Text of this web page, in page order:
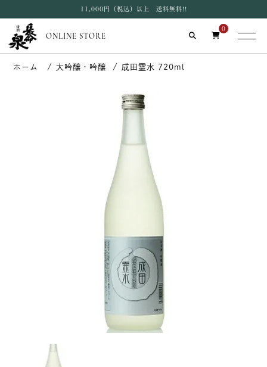
11,000円（税込）以上 送料無料!!
ONLINE STORE
0
大吟醸・吟醸 成田霊水 720ml